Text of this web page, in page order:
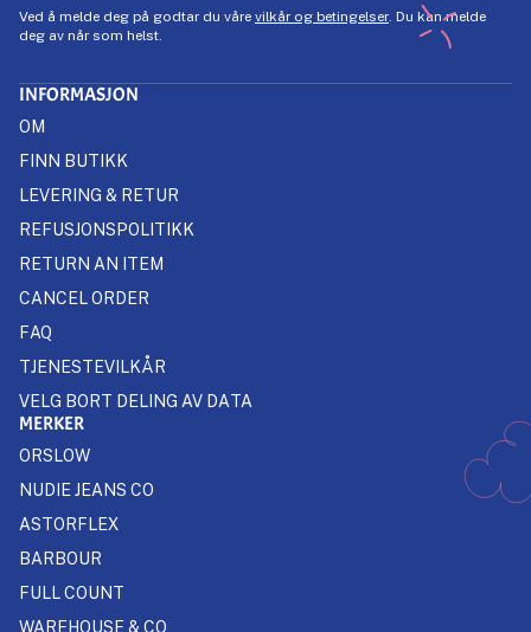
Ved å melde deg på godtar du våre vilkår og betingelser. Du kan melde
deg av når som helst.
INFORMASJON
OM
FINN BUTIKK
LEVERING & RETUR
REFUSJONSPOLITIKK
RETURN AN ITEM
CANCEL ORDER
FAQ
TJENESTEVILKÅR
VELG BORT DELING AV DATA
MERKER
ORSLOW
NUDIE JEANS CO
ASTORFLEX
BARBOUR
FULL COUNT
WAREHOUSE & CO